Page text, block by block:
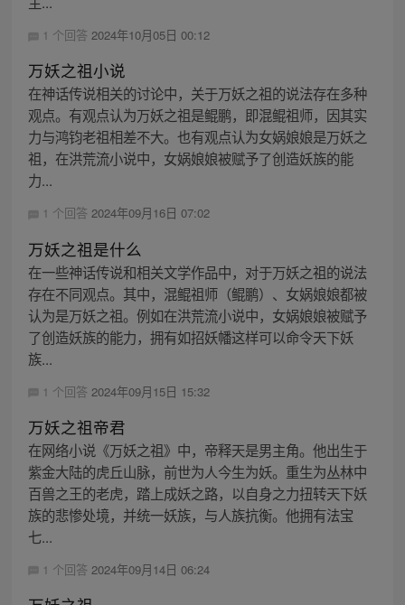
1 个回答 2024年10月05日 00:12
万妖之祖小说
在神话传说相关的讨论中，关于万妖之祖的说法存在多种
观点。有观点认为万妖之祖是鲲鹏，即混鲲祖师，因其实
力与鸿钧老祖相差不大。也有观点认为女娲娘娘是万妖之
祖，在洪荒流小说中，女娲娘娘被赋予了创造妖族的能
力...
1 个回答 2024年09月16日 07:02
万妖之祖是什么
在一些神话传说和相关文学作品中，对于万妖之祖的说法
存在不同观点。其中，混鲲祖师（鲲鹏）、女娲娘娘都被
认为是万妖之祖。例如在洪荒流小说中，女娲娘娘被赋予
了创造妖族的能力，拥有如招妖幡这样可以命令天下妖
族...
1 个回答 2024年09月15日 15:32
万妖之祖帝君
在网络小说《万妖之祖》中，帝释天是男主角。他出生于
紫金大陆的虎丘山脉，前世为人今生为妖。重生为丛林中
百兽之王的老虎，踏上成妖之路，以自身之力扭转天下妖
族的悲惨处境，并统一妖族，与人族抗衡。他拥有法宝
七...
1 个回答 2024年09月14日 06:24